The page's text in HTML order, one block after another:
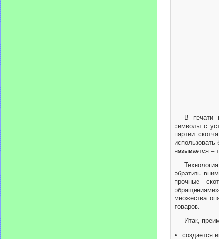
В печати
символы с
партии
называется –
обратить
прочные
множества
товаров.
Итак,
создается